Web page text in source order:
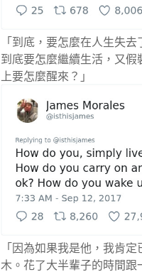
「到底，要怎麼在人生失
到底要怎麼繼續生活，又
上要怎麼醒來？」
「因為如果我是他，我肯
木。花了大半輩子的時間